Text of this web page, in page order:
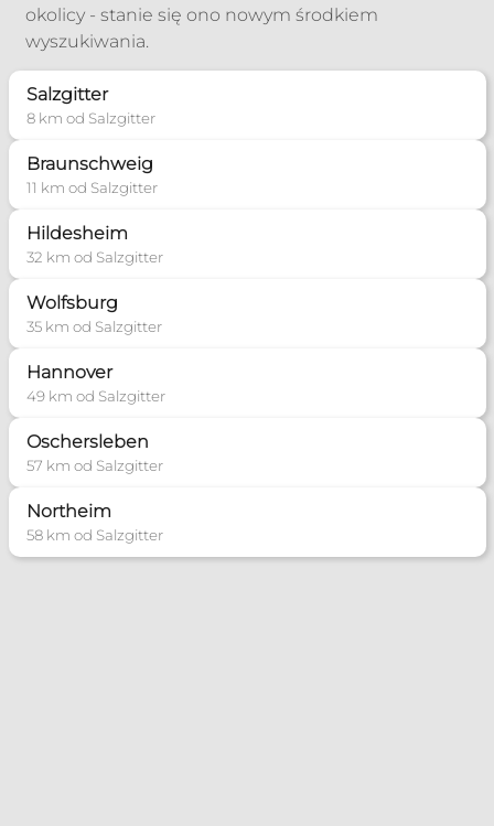
okolicy - stanie się ono nowym środkiem
wyszukiwania.
Salzgitter
8 km od Salzgitter
Braunschweig
11 km od Salzgitter
Hildesheim
32 km od Salzgitter
Wolfsburg
35 km od Salzgitter
Hannover
49 km od Salzgitter
Oschersleben
57 km od Salzgitter
Northeim
58 km od Salzgitter